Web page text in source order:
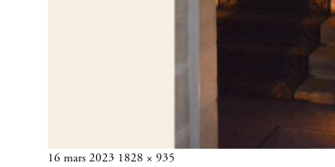
Publié
16 mars 2023 Taille
1828 × 935